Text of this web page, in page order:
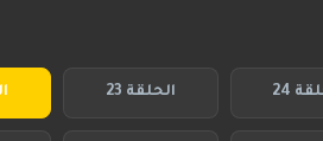
24 الحلقة 23